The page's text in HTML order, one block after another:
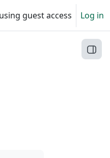
guest access Log in